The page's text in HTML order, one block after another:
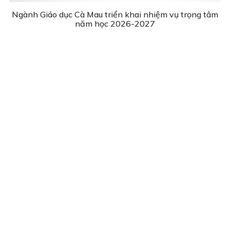
Ngành Giáo dục Cà Mau triển khai nhiệm vụ trọng tâm
năm học 2026-2027